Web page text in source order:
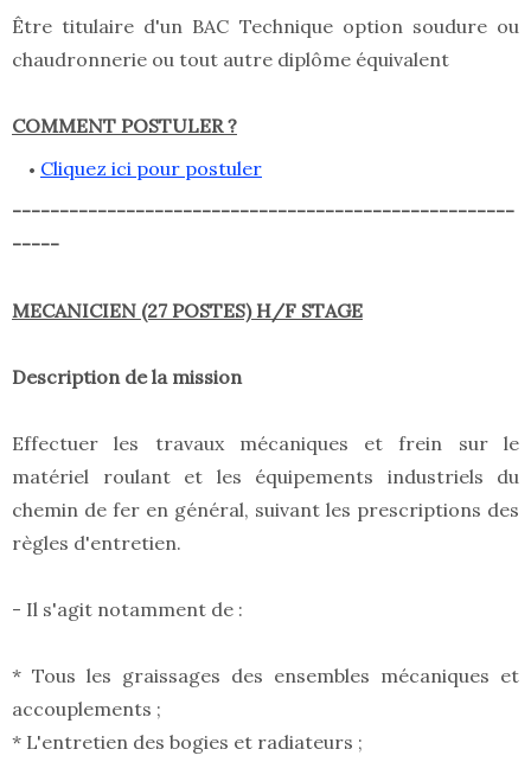
Être titulaire d'un BAC Technique option soudure ou
chaudronnerie ou tout autre diplôme équivalent
COMMENT POSTULER ?
Cliquez ici pour postuler
-----------------------------------------------------
-----
MECANICIEN (27 POSTES) H/F STAGE
Description de la mission
Effectuer les travaux mécaniques et frein sur le
matériel roulant et les équipements industriels du
chemin de fer en général, suivant les prescriptions des
règles d'entretien.
- Il s'agit notamment de :
* Tous les graissages des ensembles mécaniques et
accouplements ;
* L'entretien des bogies et radiateurs ;